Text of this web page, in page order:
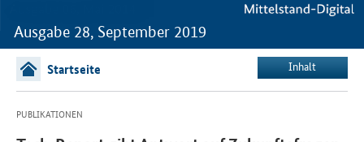
Ausgabe 28, September 2019
Startseite Inhalt
PUBLIKATIONEN